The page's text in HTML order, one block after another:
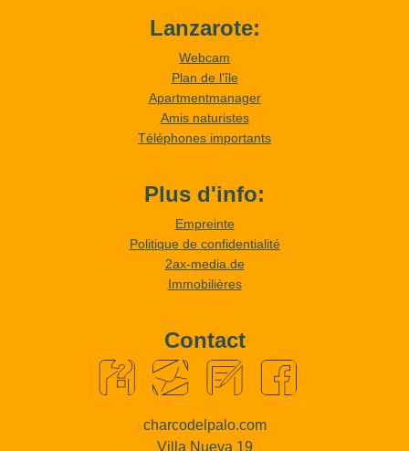
Lanzarote:
Webcam
Plan de l'île
Apartmentmanager
Amis naturistes
Téléphones importants
Plus d'info:
Empreinte
Politique de confidentialité
2ax-media.de
Immobilières
Contact
charcodelpalo.com
Villa Nueva 19